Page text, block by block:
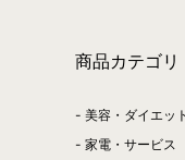
商品カテゴリ
美容・ダイエット
家電・サービス